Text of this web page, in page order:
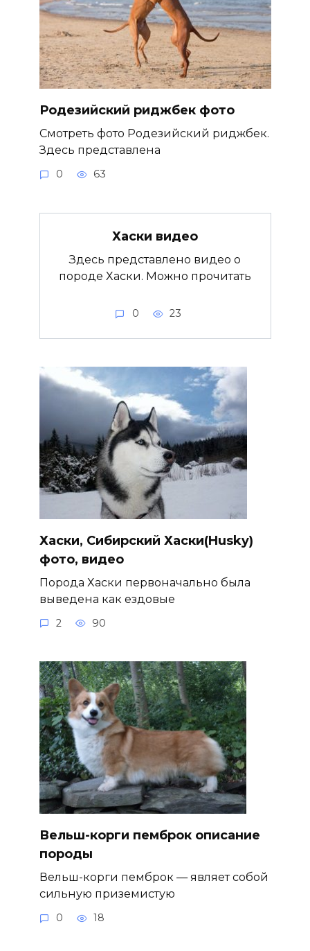
Родезийский риджбек фото
Смотреть фото Родезийский риджбек.
Здесь представлена
0 63
Хаски видео
Здесь представлено видео о
породе Хаски. Можно прочитать
0 23
Хаски, Сибирский Хаски(Husky)
фото, видео
Порода Хаски первоначально была
выведена как ездовые
2 90
Вельш-корги пемброк описание
породы
Вельш-корги пемброк — являет собой
сильную приземистую
0 18